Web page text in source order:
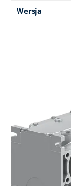
Wersja